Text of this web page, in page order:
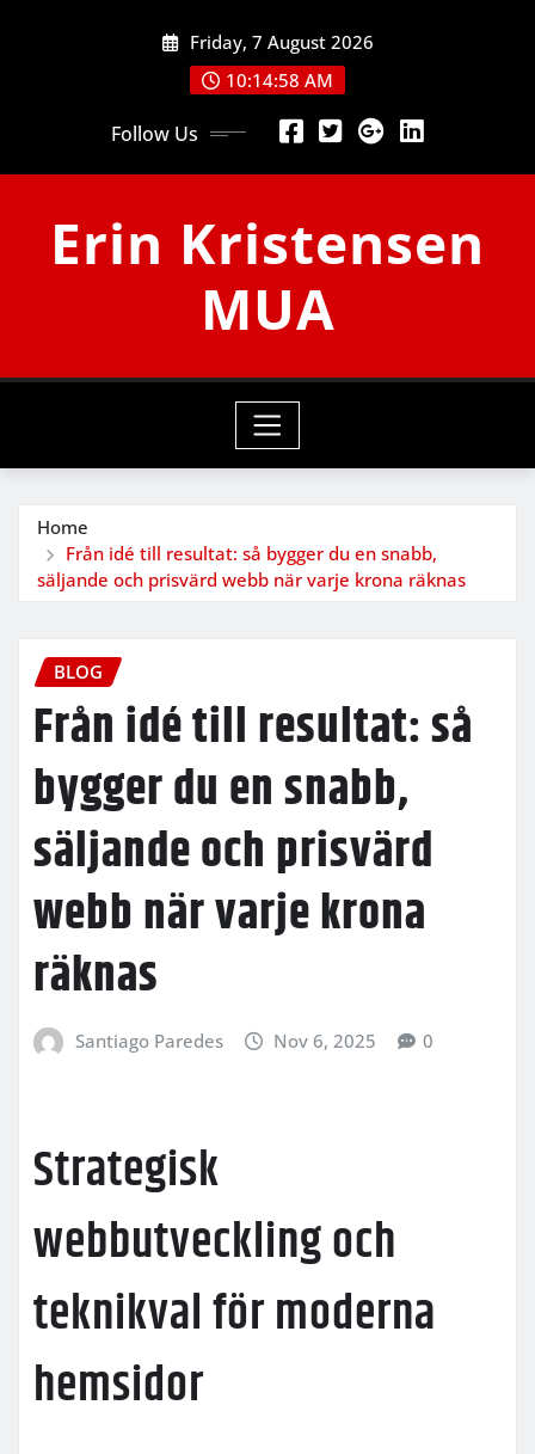
Friday, 7 August 2026
10:14:59 AM
Follow Us
Erin Kristensen
MUA
Home
Från idé till resultat: så bygger du en snabb,
säljande och prisvärd webb när varje krona räknas
BLOG
Från idé till resultat: så
bygger du en snabb,
säljande och prisvärd
webb när varje krona
räknas
Santiago Paredes Nov 6, 2025 0
Strategisk
webbutveckling och
teknikval för moderna
hemsidor